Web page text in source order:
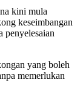
kini mula
keseimbangan
penyelesaian
yang boleh
memerlukan